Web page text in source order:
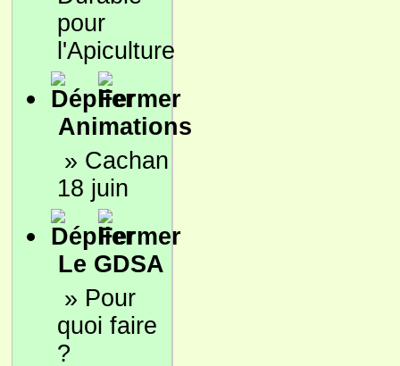
pour
l'Apiculture
Animations
» Cachan
18 juin
Le GDSA
» Pour
quoi faire
?